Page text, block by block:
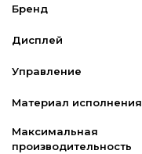
Бренд
Дисплей
Управление
Материал исполнения
Максимальная
производительность